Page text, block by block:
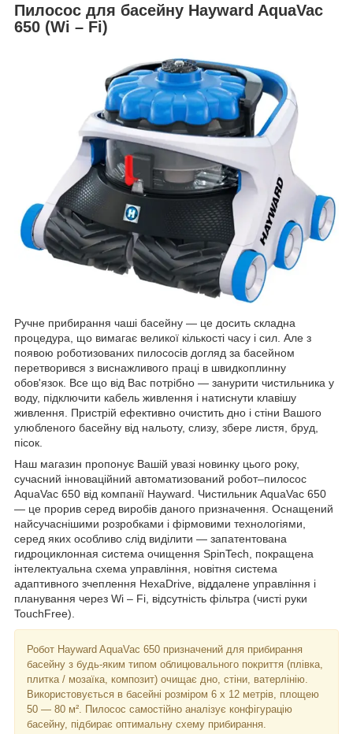
Пилосос для басейну Hayward AquaVac
650 (Wi – Fi)
Ручне прибирання чаші басейну — це досить складна
процедура, що вимагає великої кількості часу і сил. Але з
появою роботизованих пилососів догляд за басейном
перетворився з виснажливого праці в швидкоплинну
обов'язок. Все що від Вас потрібно — занурити чистильника у
воду, підключити кабель живлення і натиснути клавішу
живлення. Пристрій ефективно очистить дно і стіни Вашого
улюбленого басейну від нальоту, слизу, збере листя, бруд,
пісок.
Наш магазин пропонує Вашій увазі новинку цього року,
сучасний інноваційний автоматизований робот–пилосос
AquaVac 650 від компанії Hayward. Чистильник AquaVac 650
— це прорив серед виробів даного призначення. Оснащений
найсучаснішими розробками і фірмовими технологіями,
серед яких особливо слід виділити — запатентована
гидроциклонная система очищення SpinTech, покращена
інтелектуальна схема управління, новітня система
адаптивного зчеплення HexaDrive, віддалене управління і
планування через Wi – Fi, відсутність фільтра (чисті руки
TouchFree).
Робот Hayward AquaVac 650 призначений для прибирання
басейну з будь-яким типом облицювального покриття (плівка,
плитка / мозаїка, композит) очищає дно, стіни, ватерлінію.
Використовується в басейні розміром 6 х 12 метрів, площею
50 — 80 м². Пилосос самостійно аналізує конфігурацію
басейну, підбирає оптимальну схему прибирання.